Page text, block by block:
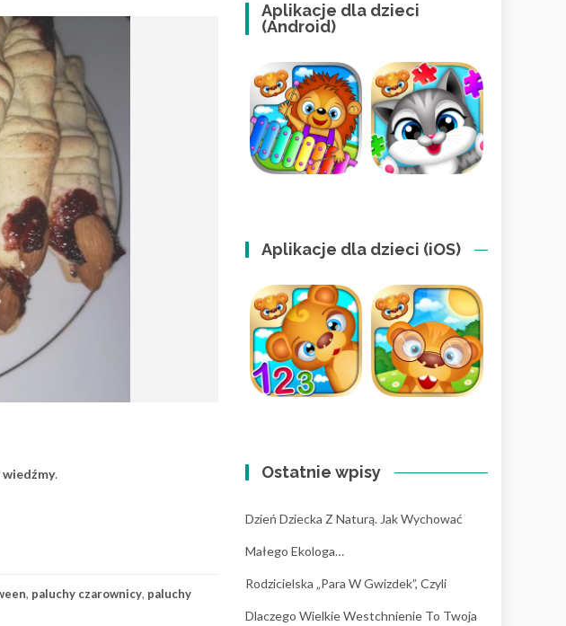
wiedźmy.
, paluchy czarownicy, paluchy
Aplikacje dla dzieci
(Android)
Aplikacje dla dzieci (iOS)
Ostatnie wpisy
Dzień Dziecka Z Naturą. Jak Wychować
Małego Ekologa…
Rodzicielska „para W Gwizdek”, Czyli
Dlaczego Wielkie Westchnienie To Twoja